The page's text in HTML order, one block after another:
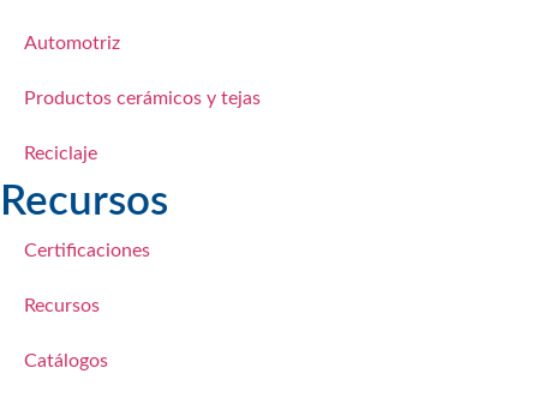
Automotriz
Productos cerámicos y tejas
Reciclaje
Recursos
Certificaciones
Recursos
​Catálogos​